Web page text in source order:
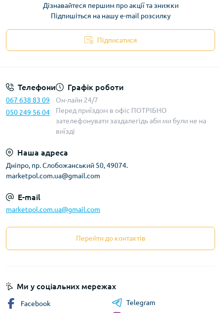
Дізнавайтеся першим про акції та знижки
Підпишіться на нашу e-mail розсилку
Підписатися
Телефони
067 638 83 09
050 249 56 04
Графік роботи
Он-лайн 24/7
Перед приїздом в офіс ПОТРІБНО
зателефонувати заздалегідь аби ми були не на
виїзді
Наша адреса
Дніпро, пр. Слобожанський 50, 49074.
marketpol.com.ua@gmail.com
E-mail
marketpol.com.ua@gmail.com
Перейти до контактів
Ми у соціальних мережах
Facebook
Telegram